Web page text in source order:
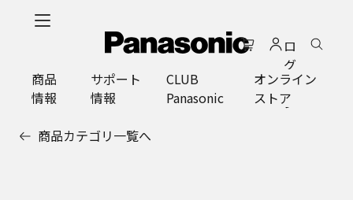
ロ
グ
イ
ン
商品
情報
サポート
情報
CLUB
Panasonic
オンライン
ストア
商品カテゴリ一覧へ